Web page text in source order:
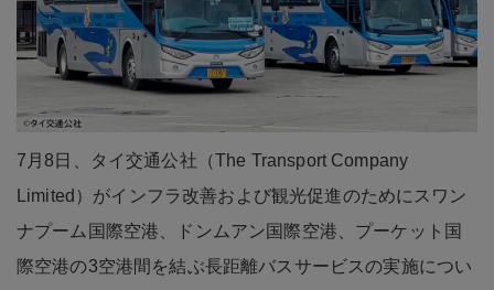
7月8日、タイ交通公社（The Transport Company
Limited）がインフラ改善および観光促進のためにスワン
ナプーム国際空港、ドンムアン国際空港、プーケット国
際空港の3空港間を結ぶ長距離バスサービスの実施につい